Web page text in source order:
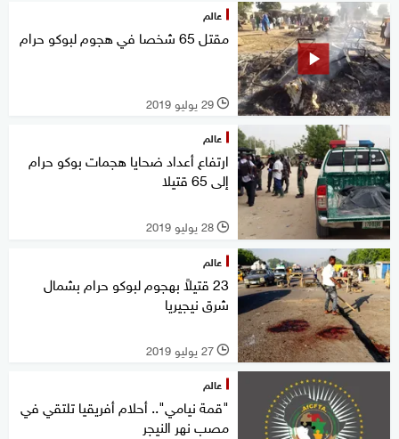
عالم
مقتل 65 شخصا في هجوم لبوكو حرام
l 29 يوليو 2019
عالم
ارتفاع أعداد ضحايا هجمات بوكو حرام
إلى 65 قتيلا
l 28 يوليو 2019
عالم
23 قتيلاً بهجوم لبوكو حرام بشمال
شرق نيجيريا
l 27 يوليو 2019
عالم
"قمة نيامي".. أحلام أفريقيا تلتقي في
مصب نهر النيجر